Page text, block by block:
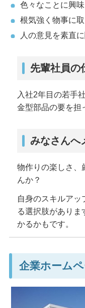
色々なことに興
根気強く物事に
人の意見を素直
先輩社員の
入社2年目の若手
金型部品の要を担
みなさんへ
物作りの楽しさ、
んか？
自身のスキルアッ
る選択肢がありま
かるかもです。
企業ホーム